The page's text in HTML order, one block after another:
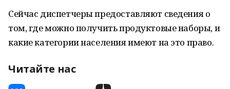
Сейчас диспетчеры предоставляют сведения о
том, где можно получить продуктовые наборы, и
какие категории населения имеют на это право.
Читайте нас